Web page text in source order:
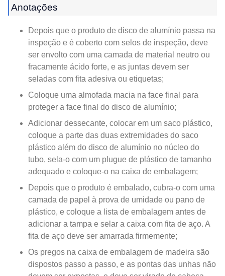
Anotações
Depois que o produto de disco de alumínio passa na
inspeção e é coberto com selos de inspeção, deve
ser envolto com uma camada de material neutro ou
fracamente ácido forte, e as juntas devem ser
seladas com fita adesiva ou etiquetas;
Coloque uma almofada macia na face final para
proteger a face final do disco de alumínio;
Adicionar dessecante, colocar em um saco plástico,
coloque a parte das duas extremidades do saco
plástico além do disco de alumínio no núcleo do
tubo, sela-o com um plugue de plástico de tamanho
adequado e coloque-o na caixa de embalagem;
Depois que o produto é embalado, cubra-o com uma
camada de papel à prova de umidade ou pano de
plástico, e coloque a lista de embalagem antes de
adicionar a tampa e selar a caixa com fita de aço. A
fita de aço deve ser amarrada firmemente;
Os pregos na caixa de embalagem de madeira são
dispostos passo a passo, e as pontas das unhas não